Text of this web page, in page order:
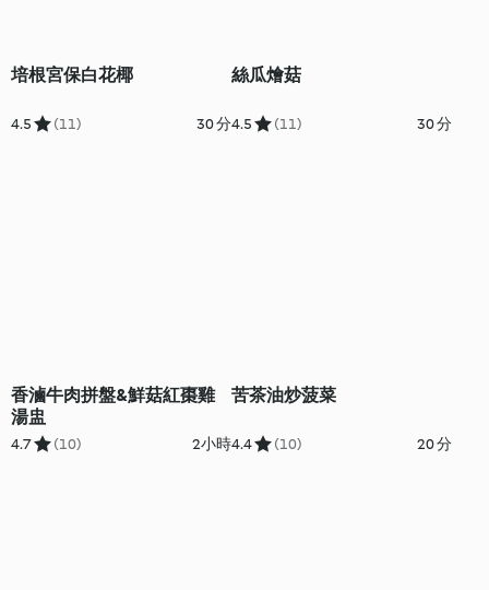
培根宮保白花椰
4.5 (11) 30 分
絲瓜燴菇
4.5 (11) 30 分
香滷牛肉拼盤&鮮菇紅棗雞
湯盅
4.7 (10) 2小時
苦茶油炒菠菜
4.4 (10) 20 分